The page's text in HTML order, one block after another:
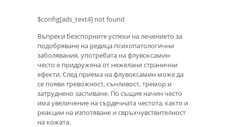
$config[ads_text4] not found
Въпреки безспорните успехи на лечението за
подобряване на редица психопатологични
заболявания, употребата на флувоксамин
често е придружена от нежелани странични
ефекти. След приема на флувоксамин може да
се появи тревожност, сънливост, тремор и
затруднено заспиване. По същия начин често
има увеличение на сърдечната честота, както и
реакции на изпотяване и свръхчувствителност
на кожата.